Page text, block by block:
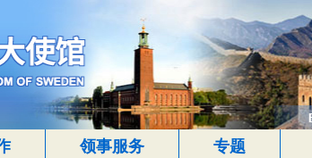
领事服务 专题